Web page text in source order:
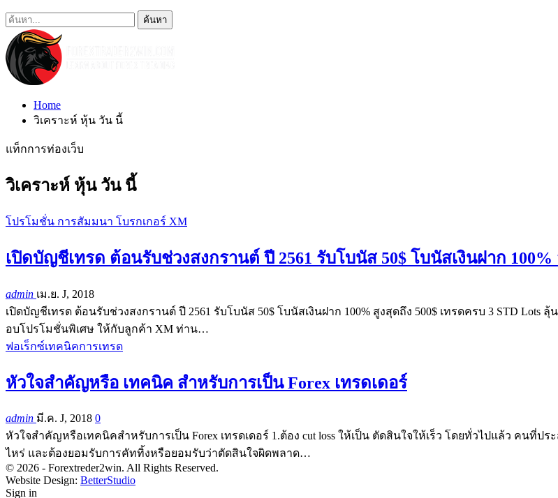
Home
วิเคราะห์ หุ้น วัน นี้
แท็กการท่องเว็บ
วิเคราะห์ หุ้น วัน นี้
โปรโมชั่น การสัมมนา โบรกเกอร์ XM
เปิดบัญชีเทรด ต้อนรับช่วงสงกรานต์ ปี 2561 รับโบนัส 50$ โบนัสเงินฝาก
admin เม.ย. J, 2018
เปิดบัญชีเทรด ต้อนรับช่วงสงกรานต์ ปี 2561 รับโบนัส 50$ โบนัสเงินฝาก 100% สูงสุดถึง 500$ เทรดครบ 3 STD Lots
อบโปรโมชั่นพิเศษ ให้กับลูกค้า XM ท่าน…
ฟอเร็กซ์เทคนิคการเทรด
หัวใจสำคัญหรือ เทคนิค สำหรับการเป็น Forex เทรดเดอร์
admin มี.ค. J, 2018 0
หัวใจสำคัญหรือเทคนิคสำหรับการเป็น Forex เทรดเดอร์ 1.ต้อง cut loss ให้เป็น ตัดสินใจให้เร็ว โดยทั่วไปแล้ว คนที่ป
ไหร่ และต้องยอมรับการคัททิ้งหรือยอมรับว่าตัดสินใจผิดพลาด…
© 2026 - Forextreder2win. All Rights Reserved.
Website Design: BetterStudio
Sign in